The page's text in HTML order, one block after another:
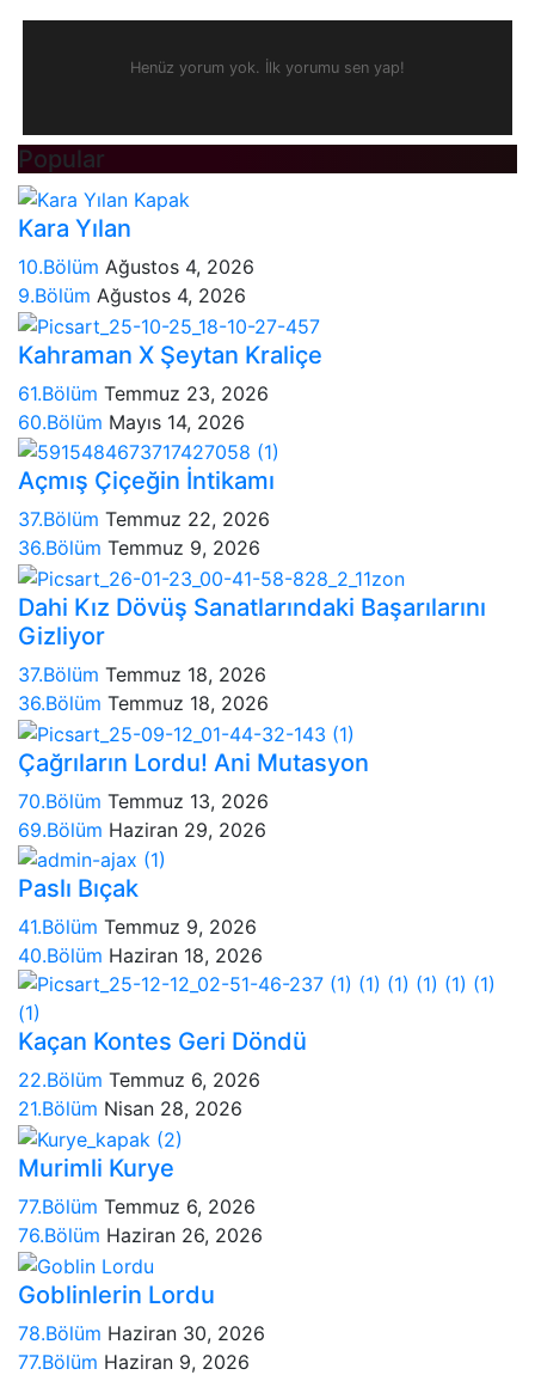
Henüz yorum yok. İlk yorumu sen yap!
Popular
Kara Yılan
10.Bölüm Ağustos 4, 2026
9.Bölüm Ağustos 4, 2026
Kahraman X Şeytan Kraliçe
61.Bölüm Temmuz 23, 2026
60.Bölüm Mayıs 14, 2026
Açmış Çiçeğin İntikamı
37.Bölüm Temmuz 22, 2026
36.Bölüm Temmuz 9, 2026
Dahi Kız Dövüş Sanatlarındaki Başarılarını
Gizliyor
37.Bölüm Temmuz 18, 2026
36.Bölüm Temmuz 18, 2026
Çağrıların Lordu! Ani Mutasyon
70.Bölüm Temmuz 13, 2026
69.Bölüm Haziran 29, 2026
Paslı Bıçak
41.Bölüm Temmuz 9, 2026
40.Bölüm Haziran 18, 2026
Kaçan Kontes Geri Döndü
22.Bölüm Temmuz 6, 2026
21.Bölüm Nisan 28, 2026
Murimli Kurye
77.Bölüm Temmuz 6, 2026
76.Bölüm Haziran 26, 2026
Goblinlerin Lordu
78.Bölüm Haziran 30, 2026
77.Bölüm Haziran 9, 2026